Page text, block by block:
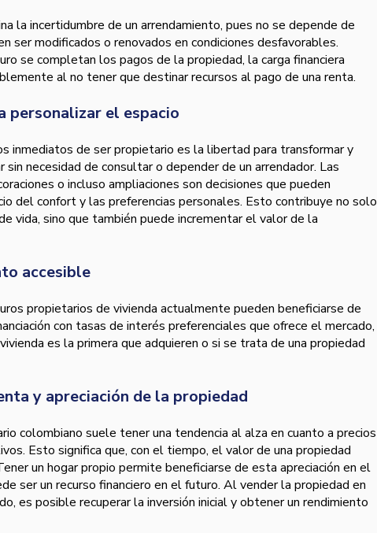
la incertidumbre de un arrendamiento, pues no se depende de
ser modificados o renovados en condiciones desfavorables.
se completan los pagos de la propiedad, la carga financiera
al no tener que destinar recursos al pago de una renta.
personalizar el espacio
inmediatos de ser propietario es la libertad para transformar y
sin necesidad de consultar o depender de un arrendador. Las
o incluso ampliaciones son decisiones que pueden
del confort y las preferencias personales. Esto contribuye no solo
vida, sino que también puede incrementar el valor de la
accesible
propietarios de vivienda actualmente pueden beneficiarse de
con tasas de interés preferenciales que ofrece el mercado,
es la primera que adquieren o si se trata de una propiedad
y apreciación de la propiedad
colombiano suele tener una tendencia al alza en cuanto a precios
Esto significa que, con el tiempo, el valor de una propiedad
un hogar propio permite beneficiarse de esta apreciación en el
ser un recurso financiero en el futuro. Al vender la propiedad en
es posible recuperar la inversión inicial y obtener un rendimiento